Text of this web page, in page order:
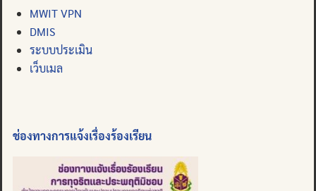
MWIT VPN
DMIS
ระบบประเมิน
เว็บเมล
ช่องทางการแจ้งเรื่องร้องเรียน